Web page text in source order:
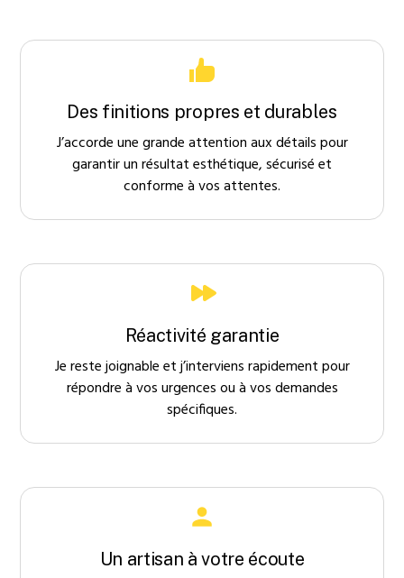
Des finitions propres et durables
J’accorde une grande attention aux détails pour
garantir un résultat esthétique, sécurisé et
conforme à vos attentes.
Réactivité garantie
Je reste joignable et j’interviens rapidement pour
répondre à vos urgences ou à vos demandes
spécifiques.
Un artisan à votre écoute